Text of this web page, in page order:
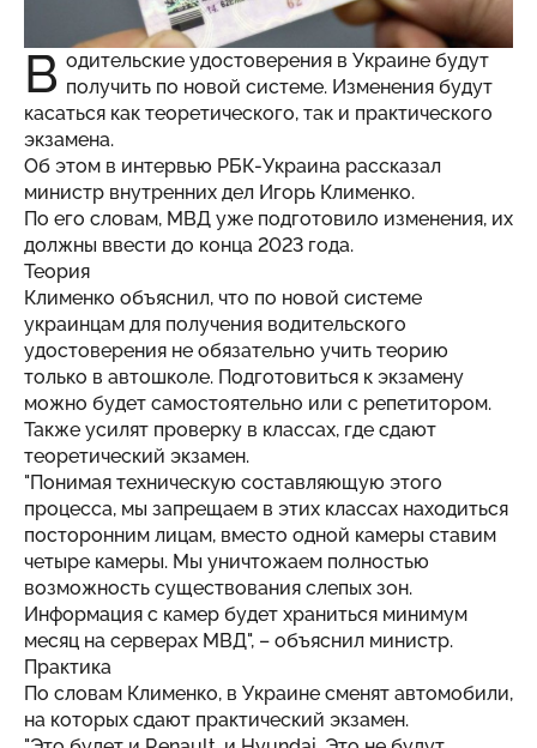
В одительские удостоверения в Украине будут
получить по новой системе. Изменения будут
касаться как теоретического, так и практического
экзамена.
Об этом в интервью РБК-Украина рассказал
министр внутренних дел Игорь Клименко.
По его словам, МВД уже подготовило изменения, их
должны ввести до конца 2023 года.
Теория
Клименко объяснил, что по новой системе
украинцам для получения водительского
удостоверения не обязательно учить теорию
только в автошколе. Подготовиться к экзамену
можно будет самостоятельно или с репетитором.
Также усилят проверку в классах, где сдают
теоретический экзамен.
"Понимая техническую составляющую этого
процесса, мы запрещаем в этих классах находиться
посторонним лицам, вместо одной камеры ставим
четыре камеры. Мы уничтожаем полностью
возможность существования слепых зон.
Информация с камер будет храниться минимум
месяц на серверах МВД", – объяснил министр.
Практика
По словам Клименко, в Украине сменят автомобили,
на которых сдают практический экзамен.